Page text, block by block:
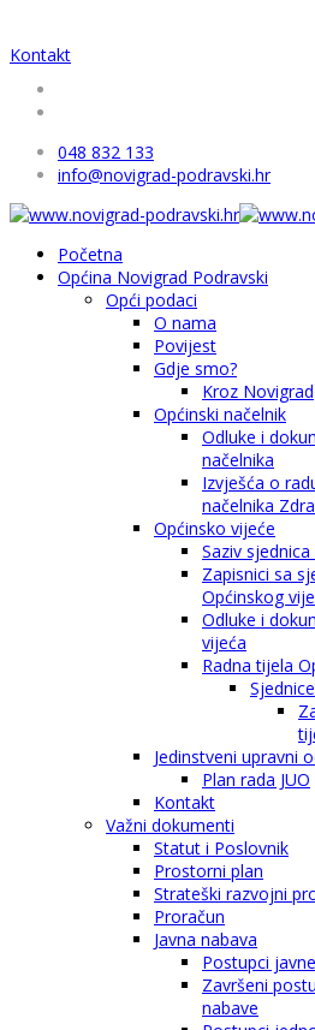
Kontakt
048 832 133
info@novigrad-podravski.hr
Početna
Općina Novigrad Podravski
Opći podaci
O nama
Povijest
Gdje smo?
Kroz Novigrad
Općinski načelnik
Odluke i
načelnika
Izvješća o
načelnika
Općinsko vijeće
Saziv sjednica
Zapisnici sa
Općinskog
Odluke i
vijeća
Radna tijela
Jedinstveni upravni
Plan rada JUO
Kontakt
Važni dokumenti
Statut i Poslovnik
Prostorni plan
Strateški razvojni
Proračun
Javna nabava
Postupci
Završeni
nabave